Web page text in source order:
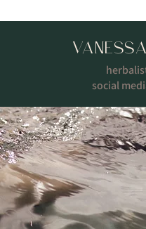
social